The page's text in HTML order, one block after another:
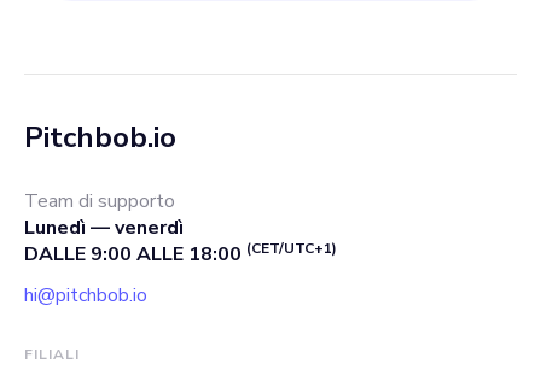
Pitchbob.io
Team di supporto
Lunedì — venerdì
DALLE 9:00 ALLE 18:00 (CET/UTC+1)
hi@pitchbob.io
FILIALI